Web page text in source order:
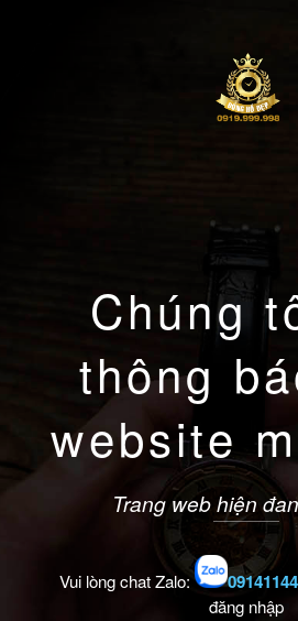
Chúng
thông
website
Trang web hiện
Vui lòng chat Zalo:
đăng nhập